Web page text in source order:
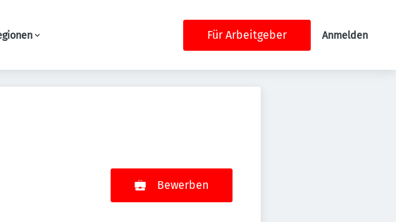
Für Arbeitgeber Anmelden
Bewerben